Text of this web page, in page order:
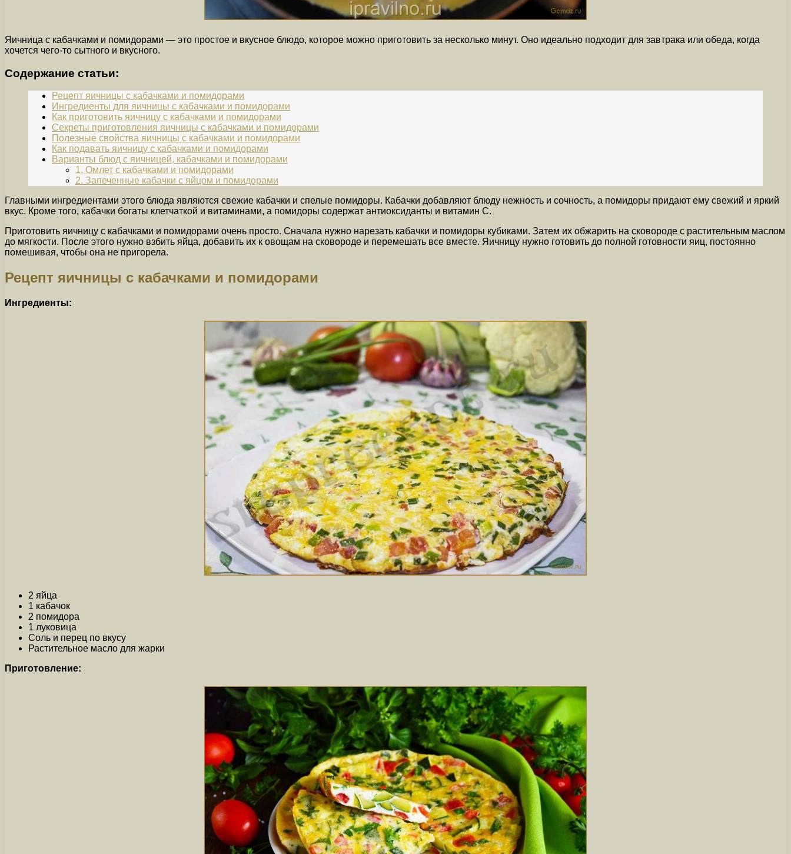
Яичница с кабачками и помидорами — это простое и вкусное блюдо, которое можно приготовить за несколько минут. Оно идеально подходит для завтрака или обеда, когда
хочется чего-то сытного и вкусного.
Содержание статьи:
Рецепт яичницы с кабачками и помидорами
Ингредиенты для яичницы с кабачками и помидорами
Как приготовить яичницу с кабачками и помидорами
Секреты приготовления яичницы с кабачками и помидорами
Полезные свойства яичницы с кабачками и помидорами
Как подавать яичницу с кабачками и помидорами
Варианты блюд с яичницей, кабачками и помидорами
1. Омлет с кабачками и помидорами
2. Запеченные кабачки с яйцом и помидорами
Главными ингредиентами этого блюда являются свежие кабачки и спелые помидоры. Кабачки добавляют блюду нежность и сочность, а помидоры придают ему свежий и яркий
вкус. Кроме того, кабачки богаты клетчаткой и витаминами, а помидоры содержат антиоксиданты и витамин С.
Приготовить яичницу с кабачками и помидорами очень просто. Сначала нужно нарезать кабачки и помидоры кубиками. Затем их обжарить на сковороде с растительным маслом
до мягкости. После этого нужно взбить яйца, добавить их к овощам на сковороде и перемешать все вместе. Яичницу нужно готовить до полной готовности яиц, постоянно
помешивая, чтобы она не пригорела.
Рецепт яичницы с кабачками и помидорами
Ингредиенты:
2 яйца
1 кабачок
2 помидора
1 луковица
Соль и перец по вкусу
Растительное масло для жарки
Приготовление: